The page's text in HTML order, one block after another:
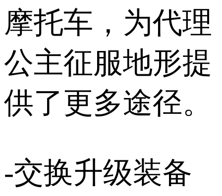
摩托车，为代理
公主征服地形提
供了更多途径。
-交换升级装备